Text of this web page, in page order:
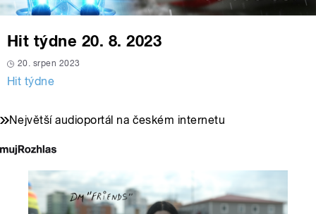
Hit týdne 20. 8. 2023
20. srpen 2023
Hit týdne
Největší audioportál na českém internetu